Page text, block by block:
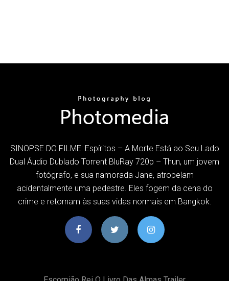
SINOPSE DO FILME: Espíritos – A Morte Está ao Seu Lado
Dual Áudio Dublado Torrent BluRay 720p – Thun, um jovem
fotógrafo, e sua namorada Jane, atropelam
acidentalmente uma pedestre. Eles fogem da cena do
crime e retornam às suas vidas normais em Bangkok.